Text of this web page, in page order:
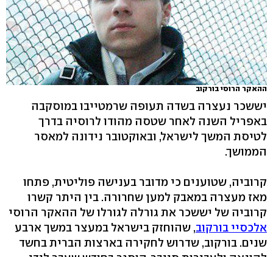
ההאקר הרוסי בורקוב
יששכר נעצרה בשדה תעופה שרמטייבו במוסקבה
באפריל השנה לאחר שטסה מהודו לרוסיה בדרך
לטיסת המשך לישראל, ובאוקטובר נידונה למאסר
הממושך.
קרוביה, שטוענים כי מדובר בענישה פוליטית, פתחו
מאז מעצרה במאבק למען שחרורה. בין היתר קשרו
קרוביה של יששכר את גורלה לגורלו של ההאקר הרוסי
אלכסיי בורקוב, שהוחזק בישראל במעצר במשך ארבע
שנים. בורקוב, שדרוש לחקירה בארצות הברית בחשד